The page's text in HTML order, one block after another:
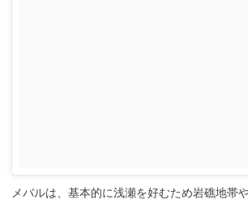
メバルは、基本的に浅瀬を好むため岩礁地帯